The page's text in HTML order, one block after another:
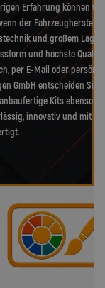
Erfahrung können
der
und großem
und höchste
per E-Mail oder
GmbH entscheiden Sie
Kits ebenso
innovativ und mit